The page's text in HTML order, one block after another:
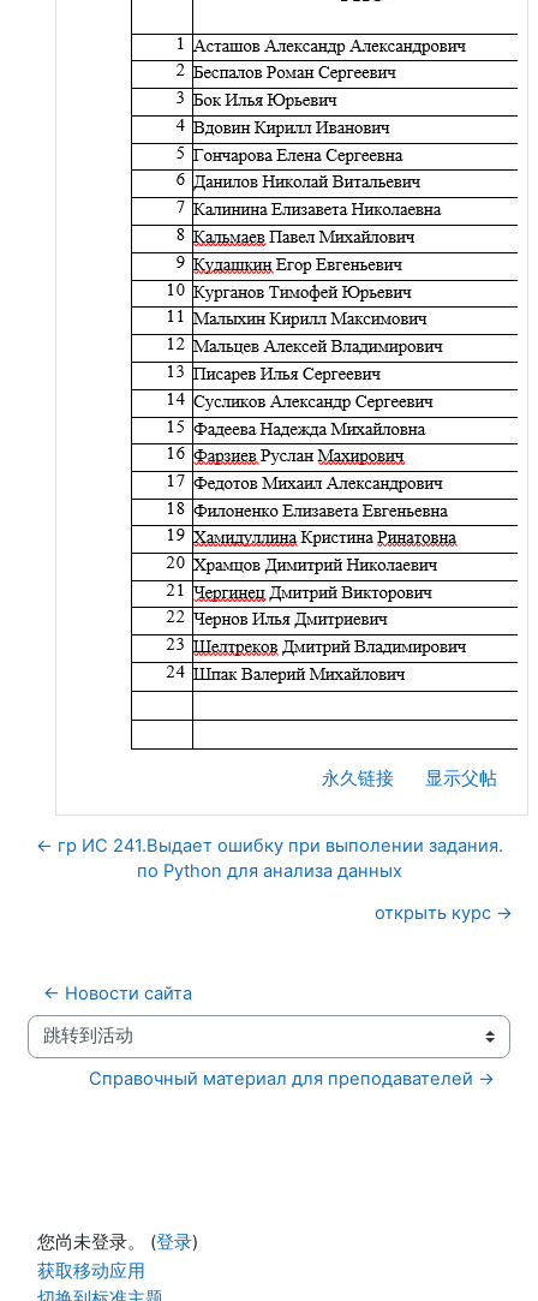
永久链接 显示父帖
← гр ИС 241.Выдает ошибку при выполении задания.
по Python для анализа данных
открыть курс →
← Новости сайта
跳转到活动
Справочный материал для преподавателей →
您尚未登录。 (登录)
获取移动应用